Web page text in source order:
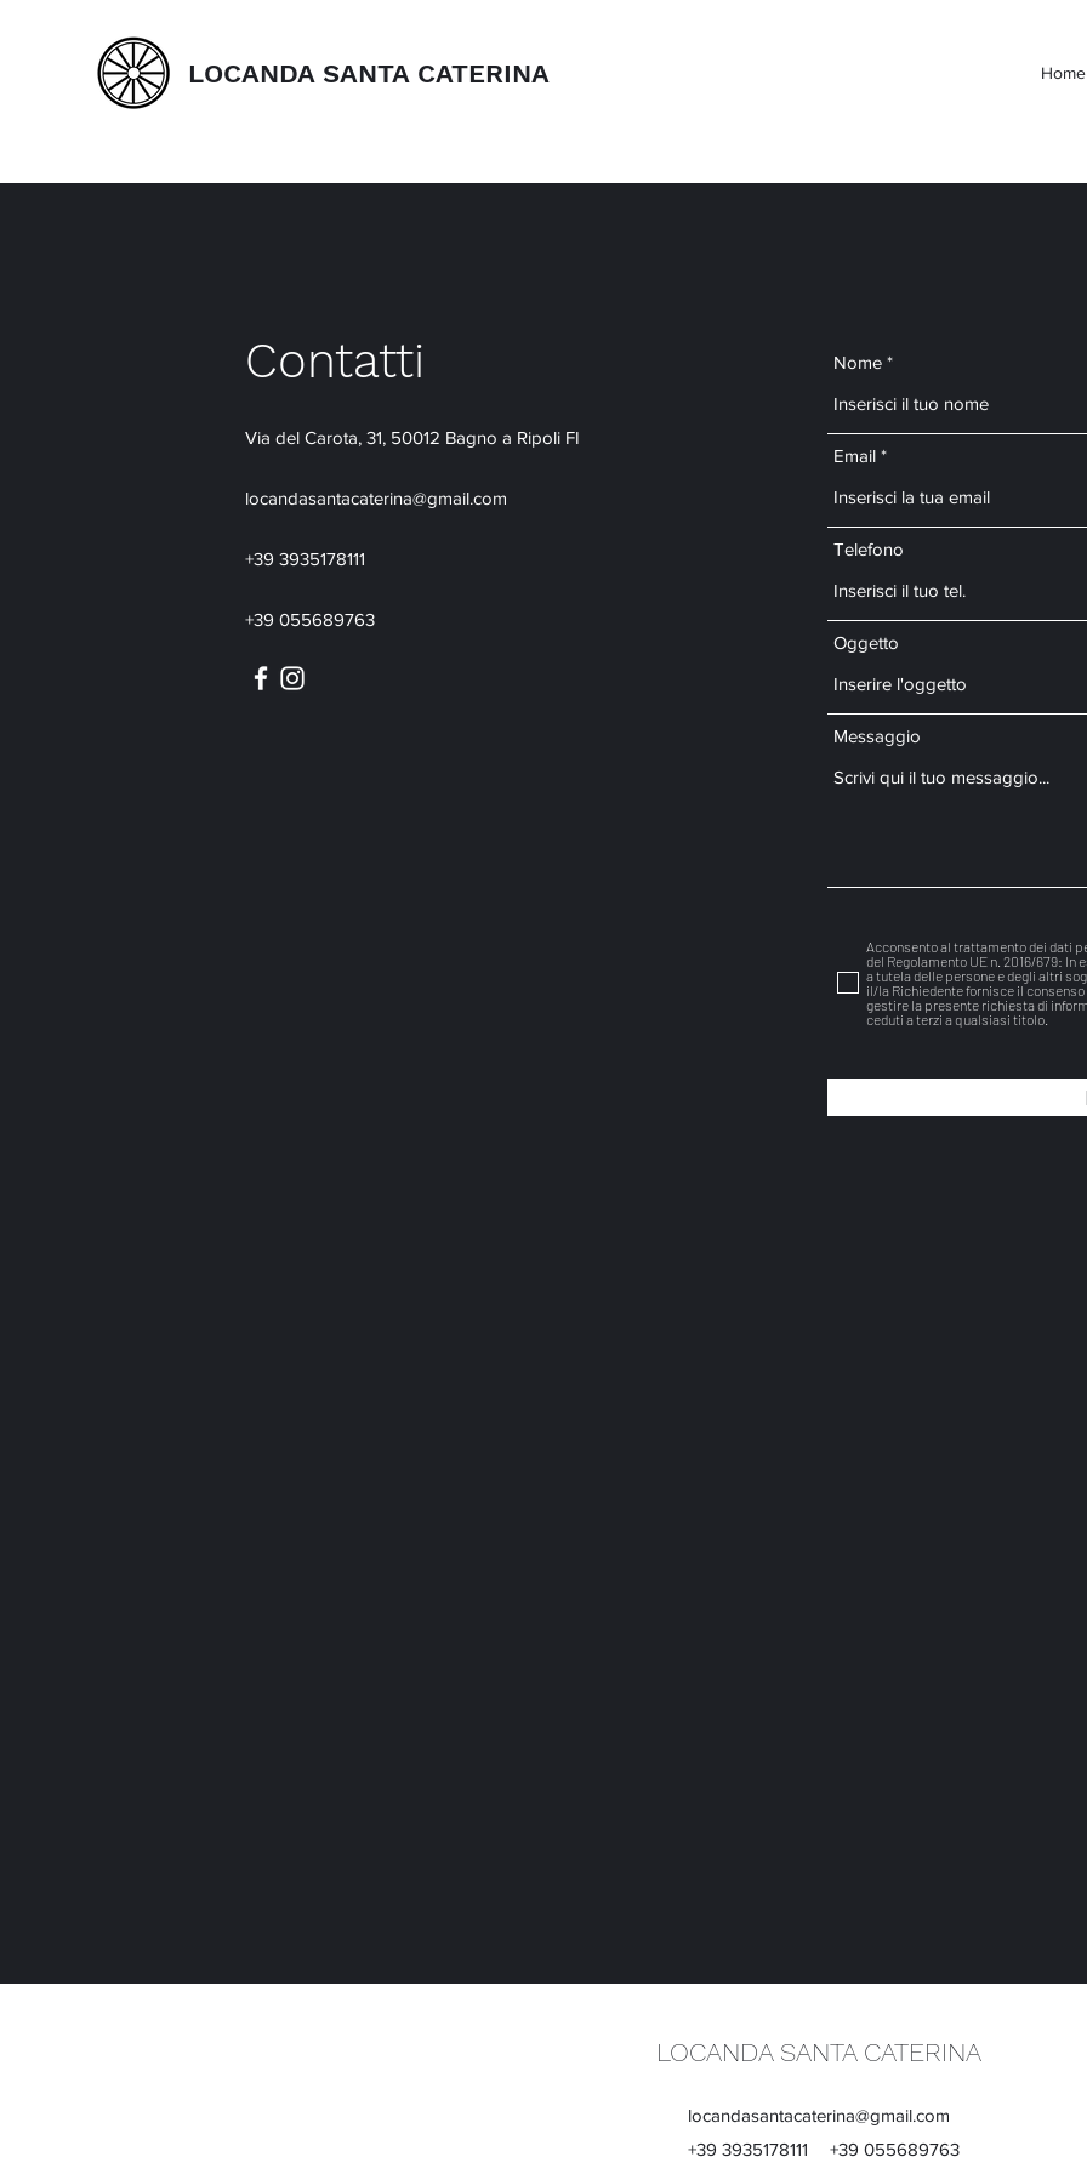
LOCANDA SANTA CATERINA Home
Contatti
Via del Carota, 31, 50012 Bagno a Ripoli FI
locandasantacaterina@gmail.com
+39 3935178111
+39 055689763
Nome
Email
Telefono
Oggetto
Messaggio
Acconsento al trattamento dei dati
del Regolamento UE n. 2016/679:
a tutela delle persone e degli altri
il/la Richiedente fornisce il
gestire la presente richiesta di
ceduti a terzi a qualsiasi titolo.
LOCANDA SANTA CATERINA
locandasantacaterina@gmail.com
+39 3935178111
+39 055689763